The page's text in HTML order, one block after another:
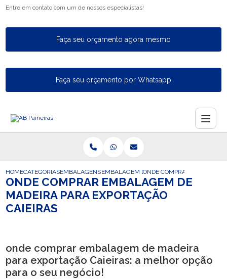
Entre em contato com um de nossos especialistas!
Faça seu orçamento agora mesmo
Faça seu orçamento por Whatsapp
HOMECATEGORIASEMBALAGENS PARA EXPORTACAO
EMBALAGEM DE EXPORTACAO
ONDE COMPRAR
ONDE COMPRAR EMBALAGEM DE
MADEIRA PARA EXPORTAÇÃO
CAIEIRAS
onde comprar embalagem de madeira
para exportação Caieiras: a melhor opção
para o seu negócio!